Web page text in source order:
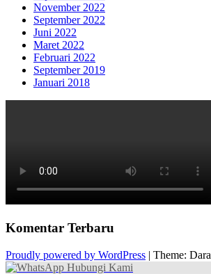
November 2022
September 2022
Juni 2022
Maret 2022
Februari 2022
September 2019
Januari 2018
Komentar Terbaru
Proudly powered by WordPress | Theme:
Hubungi Kami